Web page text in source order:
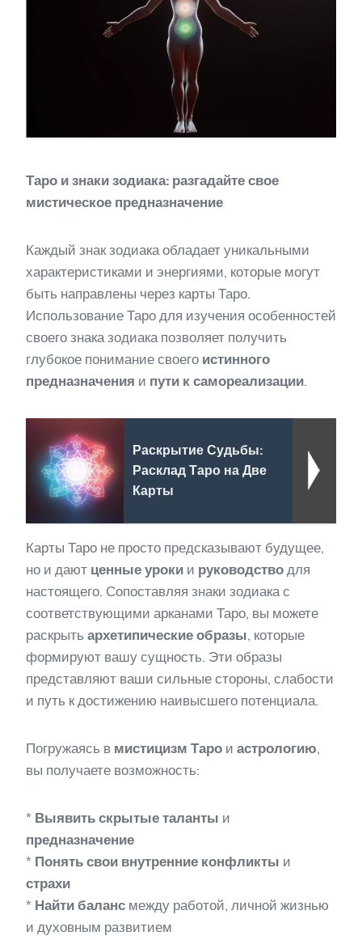
Таро и знаки зодиака: разгадайте свое
мистическое предназначение
Каждый знак зодиака обладает уникальными
характеристиками и энергиями, которые могут
быть направлены через карты Таро.
Использование Таро для изучения особенностей
своего знака зодиака позволяет получить
глубокое понимание своего истинного
предназначения и пути к самореализации.
Раскрытие Судьбы:
Расклад Таро на Две
Карты
Карты Таро не просто предсказывают будущее,
но и дают ценные уроки и руководство для
настоящего. Сопоставляя знаки зодиака с
соответствующими арканами Таро, вы можете
раскрыть архетипические образы, которые
формируют вашу сущность. Эти образы
представляют ваши сильные стороны, слабости
и путь к достижению наивысшего потенциала.
Погружаясь в мистицизм Таро и астрологию,
вы получаете возможность:
* Выявить скрытые таланты и
предназначение
* Понять свои внутренние конфликты и
страхи
* Найти баланс между работой, личной жизнью
и духовным развитием